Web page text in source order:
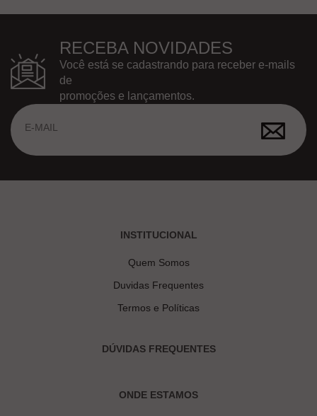
RECEBA NOVIDADES
Você está se cadastrando para receber e-mails
de
promoções e lançamentos.
INSTITUCIONAL
Quem Somos
Duvidas Frequentes
Termos e Políticas
DÚVIDAS FREQUENTES
ONDE ESTAMOS